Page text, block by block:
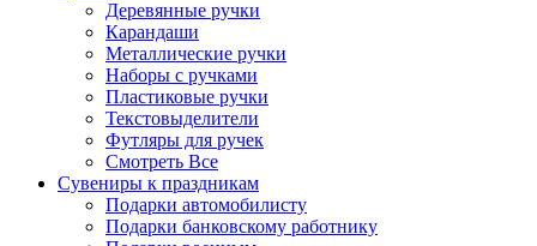
Деревянные ручки
Карандаши
Металлические ручки
Наборы с ручками
Пластиковые ручки
Текстовыделители
Футляры для ручек
Смотреть Все
Сувениры к праздникам
Подарки автомобилисту
Подарки банковскому работнику